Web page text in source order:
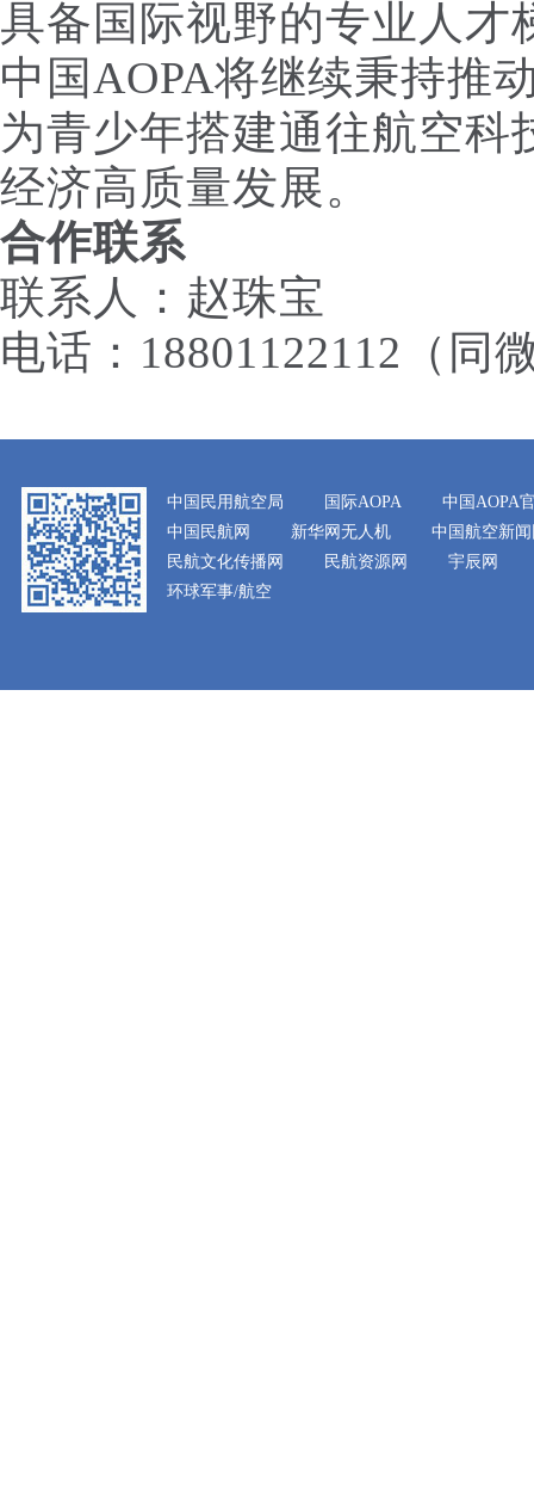
具备国际视野的专业人才
中国AOPA将继续秉持推
为青少年搭建通往航空
经济高质量发展。
合作联系
联系人：赵珠宝
电话：18801122112（同
中国民用航空局 国际AOPA
中国AOPA
中国民航网
新华网无人机
中国航空新
民航文化传播网
民航资源网
宇辰网
环球军事/航空